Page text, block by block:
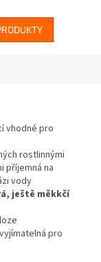
vhodné pro
rostlinnými
příjemná na
vody
ještě měkkčí
pro